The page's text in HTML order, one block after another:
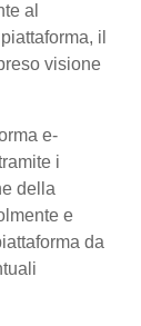
al
il
visione
e-
i
della
e
da